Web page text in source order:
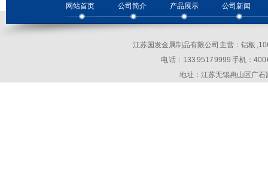
网站首页 公司简介 产品展示 公司新闻
江苏国发金属制品有限公司 主营：铝板
电 话：133 9517 9999 手机：
地址：江苏无锡惠山区广